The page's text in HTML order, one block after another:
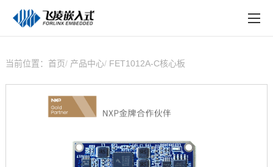
技术与支持
在线购买
当前位置： 首页 产品中心 FET1012A-C核心板